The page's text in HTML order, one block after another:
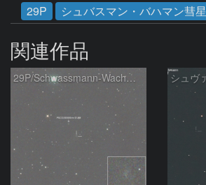
29P
シュバスマン・バハマン彗星
関連作品
29P/Schwassmann-Wachmann